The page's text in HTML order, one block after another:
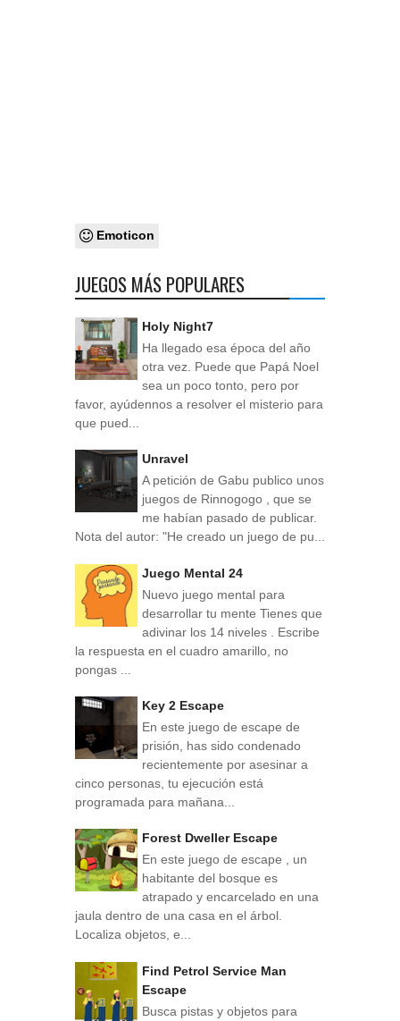
Emoticon
JUEGOS MÁS POPULARES
Holy Night7
Ha llegado esa época del año
otra vez. Puede que Papá Noel
sea un poco tonto, pero por
favor, ayúdennos a resolver el misterio para
que pued...
Unravel
A petición de Gabu publico unos
juegos de Rinnogogo , que se
me habían pasado de publicar.
Nota del autor: "He creado un juego de pu...
Juego Mental 24
Nuevo juego mental para
desarrollar tu mente Tienes que
adivinar los 14 niveles . Escribe
la respuesta en el cuadro amarillo, no
pongas ...
Key 2 Escape
En este juego de escape de
prisión, has sido condenado
recientemente por asesinar a
cinco personas, tu ejecución está
programada para mañana...
Forest Dweller Escape
En este juego de escape , un
habitante del bosque es
atrapado y encarcelado en una
jaula dentro de una casa en el árbol.
Localiza objetos, e...
Find Petrol Service Man
Escape
Busca pistas y objetos para